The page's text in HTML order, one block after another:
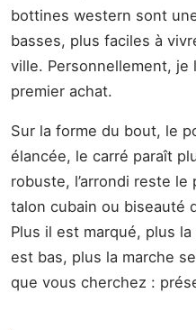
bottines western sont
basses, plus faciles à
ville. Personnellement,
premier achat.
Sur la forme du bout, le
élancée, le carré paraît
robuste, l’arrondi reste
talon cubain ou biseauté
Plus il est marqué, plus
est bas, plus la marche
que vous cherchez :